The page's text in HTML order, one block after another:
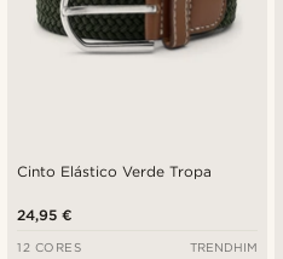
Cinto Elástico Verde Tropa
24,95 €
12 CORES TRENDHIM